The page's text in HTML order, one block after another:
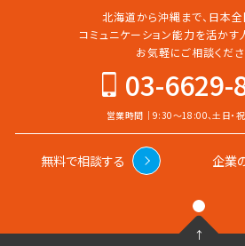
北海道から沖縄まで、日本全
コミュニケーション能力を活か
お気軽にご相談くださ
03-6629-
営業時間｜9:30〜18:00、土日・
無料で相談する 企業
↑